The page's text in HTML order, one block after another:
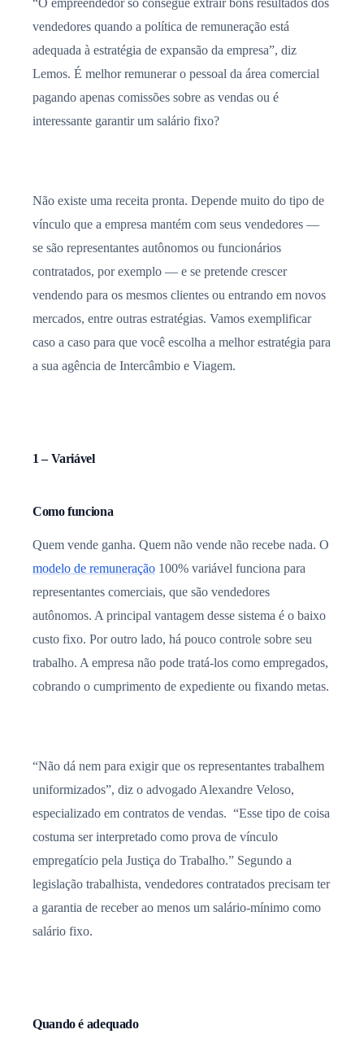
“O empreendedor só consegue extrair bons resultados dos
vendedores quando a política de remuneração está
adequada à estratégia de expansão da empresa”, diz
Lemos. É melhor remunerar o pessoal da área comercial
pagando apenas comissões sobre as vendas ou é
interessante garantir um salário fixo?
Não existe uma receita pronta. Depende muito do tipo de
vínculo que a empresa mantém com seus vendedores —
se são representantes autônomos ou funcionários
contratados, por exemplo — e se pretende crescer
vendendo para os mesmos clientes ou entrando em novos
mercados, entre outras estratégias. Vamos exemplificar
caso a caso para que você escolha a melhor estratégia para
a sua agência de Intercâmbio e Viagem.
1 – Variável
Como funciona
Quem vende ganha. Quem não vende não recebe nada. O
modelo de remuneração 100% variável funciona para
representantes comerciais, que são vendedores
autônomos. A principal vantagem desse sistema é o baixo
custo fixo. Por outro lado, há pouco controle sobre seu
trabalho. A empresa não pode tratá-los como empregados,
cobrando o cumprimento de expediente ou fixando metas.
“Não dá nem para exigir que os representantes trabalhem
uniformizados”, diz o advogado Alexandre Veloso,
especializado em contratos de vendas. “Esse tipo de coisa
costuma ser interpretado como prova de vínculo
empregatício pela Justiça do Trabalho.” Segundo a
legislação trabalhista, vendedores contratados precisam ter
a garantia de receber ao menos um salário-mínimo como
salário fixo.
Quando é adequado